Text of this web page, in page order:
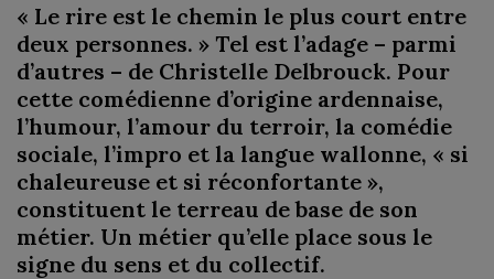
« Le rire est le chemin le plus court entre
deux personnes. » Tel est l’adage – parmi
d’autres – de Christelle Delbrouck. Pour
cette comédienne d’origine ardennaise,
l’humour, l’amour du terroir, la comédie
sociale, l’impro et la langue wallonne, « si
chaleureuse et si réconfortante »,
constituent le terreau de base de son
métier. Un métier qu’elle place sous le
signe du sens et du collectif.